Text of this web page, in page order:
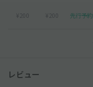
¥200 ¥200 先行予約
レビュー